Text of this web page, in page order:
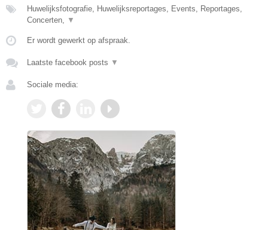
Huwelijksfotografie, Huwelijksreportages, Events, Reportages,
Concerten,
▼
Er wordt gewerkt op afspraak.
Laatste facebook posts ▼
Sociale media: